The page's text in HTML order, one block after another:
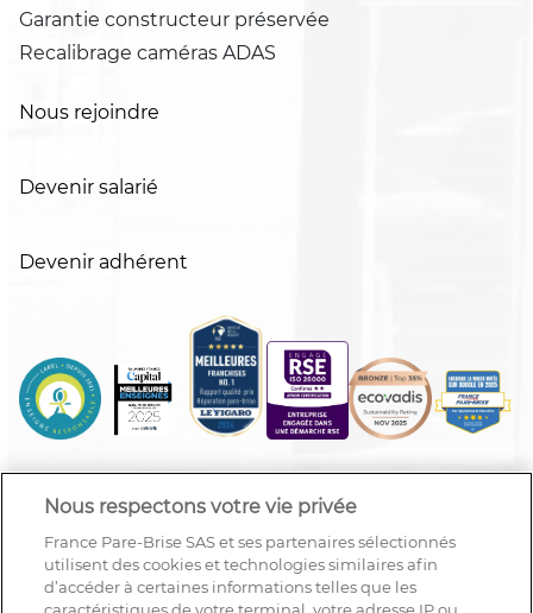
Garantie constructeur préservée
Recalibrage caméras ADAS
Nous rejoindre
Devenir salarié
Devenir adhérent
Nous respectons votre vie privée
France Pare-Brise SAS et ses partenaires sélectionnés
utilisent des cookies et technologies similaires afin
d’accéder à certaines informations telles que les